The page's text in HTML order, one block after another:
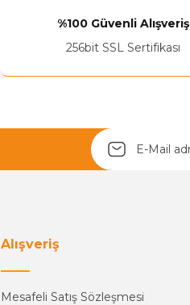
%100 Güvenli Alışveriş
256bit SSL Sertifikası
Alışveriş
Mesafeli Satış Sözleşmesi